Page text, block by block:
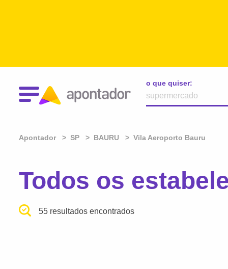
o que quiser:
Apontador SP BAURU Vila Aeroporto Bauru
Todos os
55 resultados encontrados